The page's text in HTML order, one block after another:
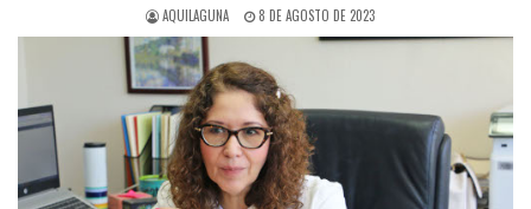
AQUILAGUNA 8 DE AGOSTO DE 2023